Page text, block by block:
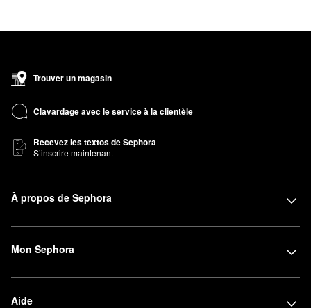
Trouver un magasin
Clavardage avec le service à la clientèle
Recevez les textos de Sephora
S’inscrire maintenant
À propos de Sephora
Mon Sephora
Aide